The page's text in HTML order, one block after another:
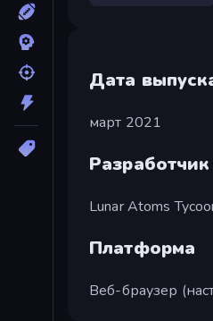
Дата
март 2021
Разработчик
Lunar Atoms
Платформа
Веб-браузер